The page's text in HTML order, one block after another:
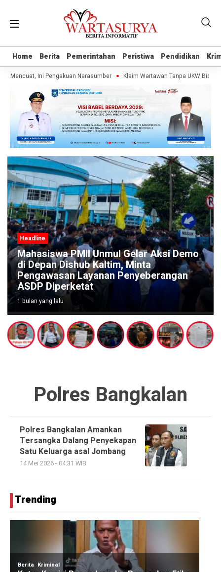
Home Berita Pemerintahan Peristiwa Pendidikan
Home Berita Pemerintahan Peristiwa Pendidikan
Mencuat, Ini Pengakuan Narasumber Klaim Wartawan Tanpa UKW Bisa
Headline
Mahasiswa PMII Unmul Gelar Aksi Demo
di Depan Dishub Kaltim, Minta
Pengawasan Layanan Penyeberangan
ASDP Diperketat
1 bulan yang lalu
Polres Bangkalan
Polres Bangkalan Amankan
Tersangka Dalang Penyekapan
Satu Keluarga asal Jombang
14 Mei 2026 - 04:31 WIB
Trending